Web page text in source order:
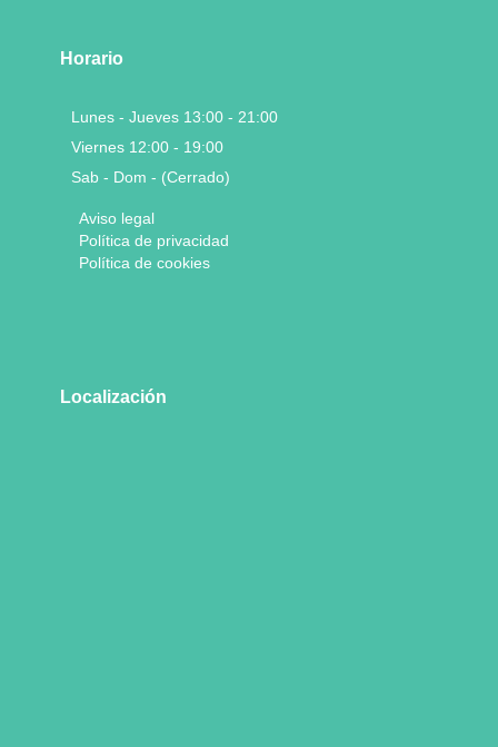
Horario
Lunes - Jueves 13:00 - 21:00
Viernes 12:00 - 19:00
Sab - Dom - (Cerrado)
Aviso legal
Política de privacidad
Política de cookies
Localización